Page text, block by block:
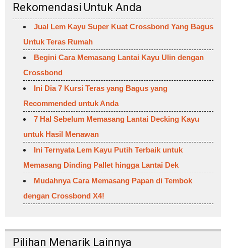
Rekomendasi Untuk Anda
Jual Lem Kayu Super Kuat Crossbond Yang Bagus
Untuk Teras Rumah
Begini Cara Memasang Lantai Kayu Ulin dengan
Crossbond
Ini Dia 7 Kursi Teras yang Bagus yang
Recommended untuk Anda
7 Hal Sebelum Memasang Lantai Decking Kayu
untuk Hasil Menawan
Ini Ternyata Lem Kayu Putih Terbaik untuk
Memasang Dinding Pallet hingga Lantai Dek
Mudahnya Cara Memasang Papan di Tembok
dengan Crossbond X4!
Pilihan Menarik Lainnya